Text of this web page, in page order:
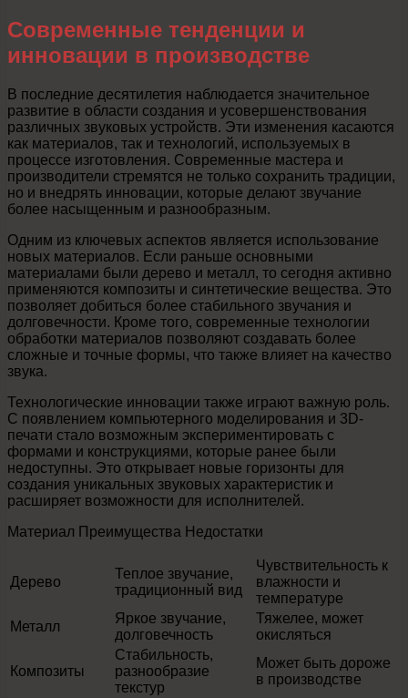
Современные тенденции и
инновации в производстве
В последние десятилетия наблюдается значительное
развитие в области создания и усовершенствования
различных звуковых устройств. Эти изменения касаются
как материалов, так и технологий, используемых в
процессе изготовления. Современные мастера и
производители стремятся не только сохранить традиции,
но и внедрять инновации, которые делают звучание
более насыщенным и разнообразным.
Одним из ключевых аспектов является использование
новых материалов. Если раньше основными
материалами были дерево и металл, то сегодня активно
применяются композиты и синтетические вещества. Это
позволяет добиться более стабильного звучания и
долговечности. Кроме того, современные технологии
обработки материалов позволяют создавать более
сложные и точные формы, что также влияет на качество
звука.
Технологические инновации также играют важную роль.
С появлением компьютерного моделирования и 3D-
печати стало возможным экспериментировать с
формами и конструкциями, которые ранее были
недоступны. Это открывает новые горизонты для
создания уникальных звуковых характеристик и
расширяет возможности для исполнителей.
Материал Преимущества Недостатки
Дерево
Теплое звучание,
традиционный вид
Чувствительность к
влажности и
температуре
Металл
Яркое звучание,
долговечность
Тяжелее, может
окисляться
Композиты
Стабильность,
разнообразие
текстур
Может быть дороже
в производстве